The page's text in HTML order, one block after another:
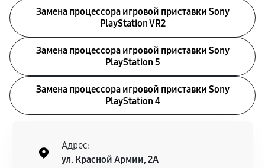
Замена процессора игровой приставки Sony
PlayStation VR2
Замена процессора игровой приставки Sony
PlayStation 5
Замена процессора игровой приставки Sony
PlayStation 4
Адрес:
ул. Красной Армии, 2А